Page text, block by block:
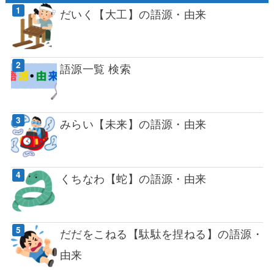
だいく【大工】の語源・由来
語源一覧 検索
みらい【未来】の語源・由来
くちなわ【蛇】の語源・由来
だだをこねる【駄駄を捏ねる】の語源・
由来